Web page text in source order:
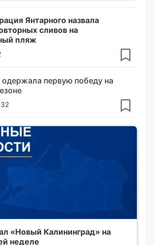
Янтарного назвала
сливов на
пляж
одержала первую победу на
«Новый Калининград» на
неделе